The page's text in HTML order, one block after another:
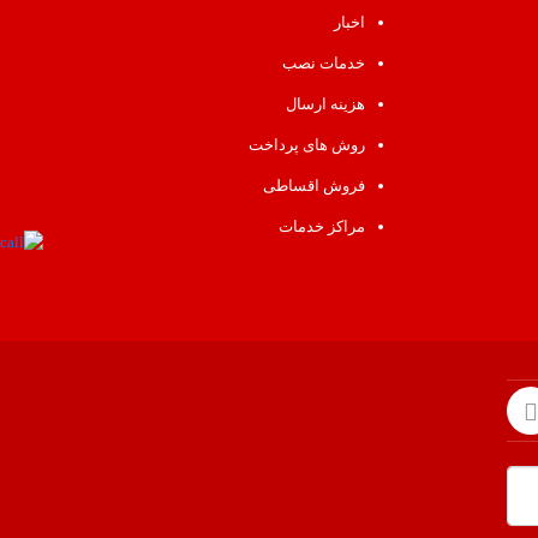
اخبار
خدمات نصب
هزینه ارسال
روش های پرداخت
فروش اقساطی
مراکز خدمات